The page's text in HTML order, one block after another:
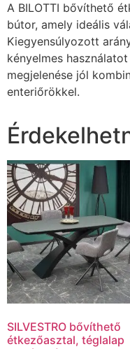
A BILOTTI bővíthető
bútor, amely ideális
Kiegyensúlyozott
kényelmes
megjelenése jól
enteriőrökkel.
SILVESTRO bővíthető
étkezőasztal, téglalap